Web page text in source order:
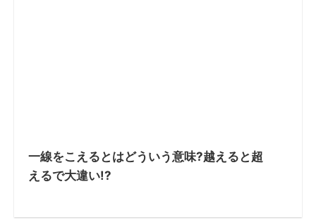
一線をこえるとはどういう意味?越えると超
えるで大違い!?